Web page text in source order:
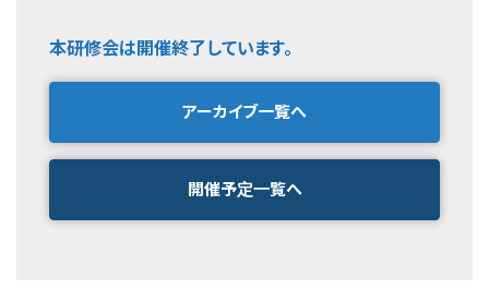
本研修会は開催終了しています。
アーカイブ一覧へ
開催予定一覧へ